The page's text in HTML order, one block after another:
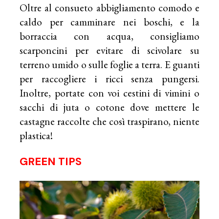
Oltre al consueto abbigliamento comodo e
caldo per camminare nei boschi, e la
borraccia con acqua, consigliamo
scarponcini per evitare di scivolare su
terreno umido o sulle foglie a terra. E guanti
per raccogliere i ricci senza pungersi.
Inoltre, portate con voi cestini di vimini o
sacchi di juta o cotone dove mettere le
castagne raccolte che così traspirano, niente
plastica!
GREEN TIPS